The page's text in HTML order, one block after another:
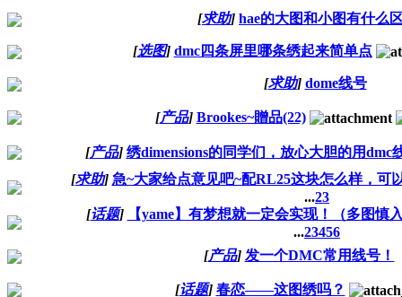
[求助] hae的大图和小图有什么
[选图] dmc四条屏里哪条绣起来简单点
[求助] dome线号
[产品] Brookes~贈品(22)
[产品] 绣dimensions的同学们，放心大胆的用dmc
[求助] 急~大家给点意见吧~配RL25这块怎么样，可
...23
[话题]
【yame】有梦想就一定会实现！（多图慎
...23456
[产品] 发一个DMC常用线号！
[话题] 春恋——这图绣吗？